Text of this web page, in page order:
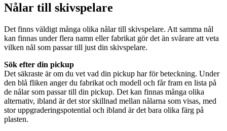
Nålar till skivspelare
Det finns väldigt många olika nålar till skivspelare. Att samma nål
kan finnas under flera namn eller fabrikat gör det än svårare att veta
vilken nål som passar till just din skivspelare.
Sök efter din pickup
Det säkraste är om du vet vad din pickup har för beteckning. Under
den blå fliken anger du fabrikat och modell och får fram en lista på
de nålar som passar till din pickup. Det kan finnas många olika
alternativ, ibland är det stor skillnad mellan nålarna som visas, med
stor uppgraderingspotential och ibland är det bara olika färg på
plasten.